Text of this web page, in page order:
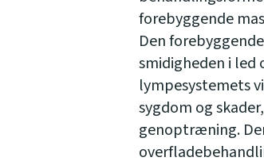
forebyggende
Den
smidigheden i
lympesystemets
sygdom og
genoptræning.